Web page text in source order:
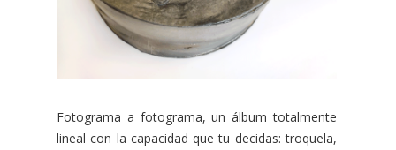
Fotograma a fotograma, un álbum totalmente
lineal con la capacidad que tu decidas: troquela,